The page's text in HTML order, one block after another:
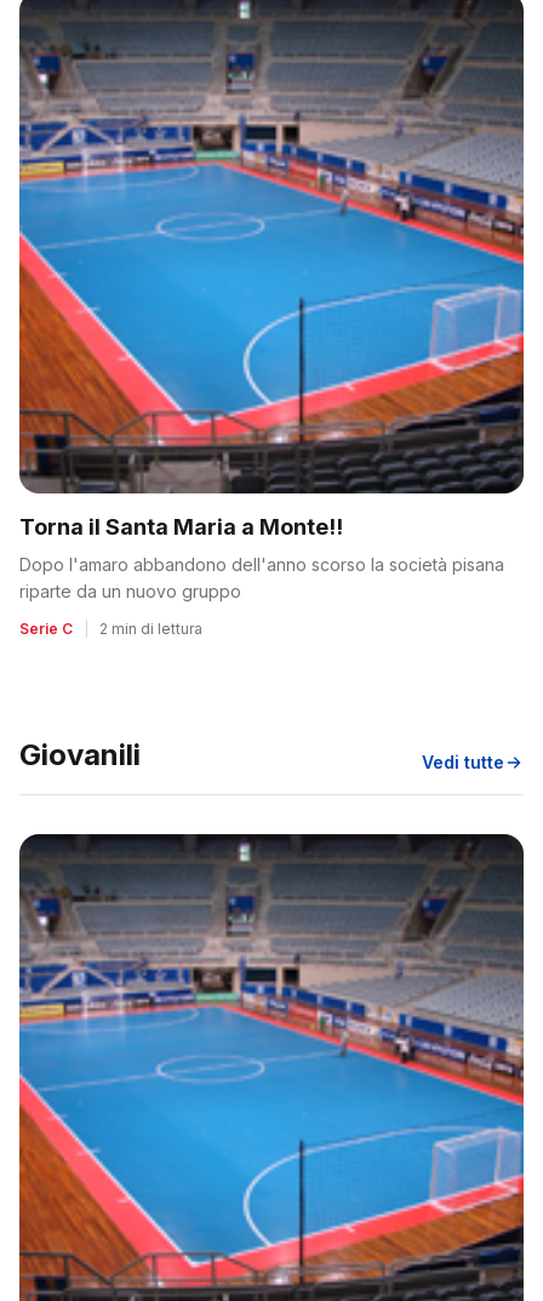
Torna il Santa Maria a Monte!!
Dopo l'amaro abbandono dell'anno scorso la società pisana
riparte da un nuovo gruppo
Serie C 2 min di lettura
Giovanili Vedi tutte